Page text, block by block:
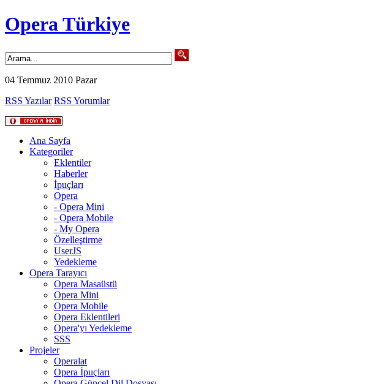
Opera Türkiye
04 Temmuz 2010 Pazar
RSS Yazılar RSS Yorumlar
Ana Sayfa
Kategoriler
Eklentiler
Haberler
İpuçları
Opera
- Opera Mini
- Opera Mobile
- My Opera
Özelleştirme
UserJS
Yedekleme
Opera Tarayıcı
Opera Masaüstü
Opera Mini
Opera Mobile
Opera Eklentileri
Opera'yı Yedekleme
SSS
Projeler
Operalat
Opera İpuçları